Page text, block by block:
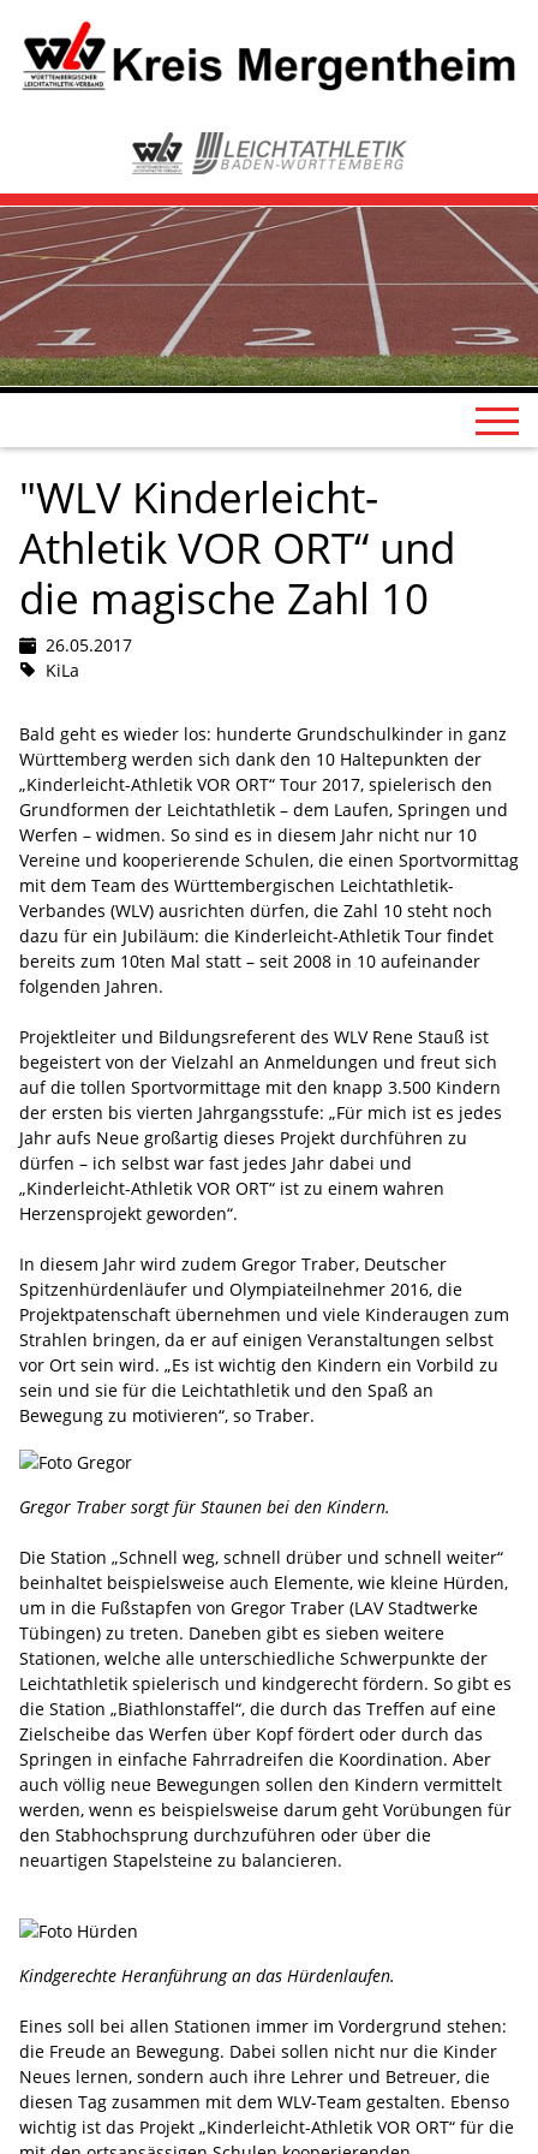
"WLV Kinderleicht-
Athletik VOR ORT“ und
die magische Zahl 10
26.05.2017
KiLa
Bald geht es wieder los: hunderte Grundschulkinder in ganz
Württemberg werden sich dank den 10 Haltepunkten der
„Kinderleicht-Athletik VOR ORT“ Tour 2017, spielerisch den
Grundformen der Leichtathletik – dem Laufen, Springen und
Werfen – widmen. So sind es in diesem Jahr nicht nur 10
Vereine und kooperierende Schulen, die einen Sportvormittag
mit dem Team des Württembergischen Leichtathletik-
Verbandes (WLV) ausrichten dürfen, die Zahl 10 steht noch
dazu für ein Jubiläum: die Kinderleicht-Athletik Tour findet
bereits zum 10ten Mal statt – seit 2008 in 10 aufeinander
folgenden Jahren.
Projektleiter und Bildungsreferent des WLV Rene Stauß ist
begeistert von der Vielzahl an Anmeldungen und freut sich
auf die tollen Sportvormittage mit den knapp 3.500 Kindern
der ersten bis vierten Jahrgangsstufe: „Für mich ist es jedes
Jahr aufs Neue großartig dieses Projekt durchführen zu
dürfen – ich selbst war fast jedes Jahr dabei und
„Kinderleicht-Athletik VOR ORT“ ist zu einem wahren
Herzensprojekt geworden“.
In diesem Jahr wird zudem Gregor Traber, Deutscher
Spitzenhürdenläufer und Olympiateilnehmer 2016, die
Projektpatenschaft übernehmen und viele Kinderaugen zum
Strahlen bringen, da er auf einigen Veranstaltungen selbst
vor Ort sein wird. „Es ist wichtig den Kindern ein Vorbild zu
sein und sie für die Leichtathletik und den Spaß an
Bewegung zu motivieren“, so Traber.
Gregor Traber sorgt für Staunen bei den Kindern.
Die Station „Schnell weg, schnell drüber und schnell weiter“
beinhaltet beispielsweise auch Elemente, wie kleine Hürden,
um in die Fußstapfen von Gregor Traber (LAV Stadtwerke
Tübingen) zu treten. Daneben gibt es sieben weitere
Stationen, welche alle unterschiedliche Schwerpunkte der
Leichtathletik spielerisch und kindgerecht fördern. So gibt es
die Station „Biathlonstaffel“, die durch das Treffen auf eine
Zielscheibe das Werfen über Kopf fördert oder durch das
Springen in einfache Fahrradreifen die Koordination. Aber
auch völlig neue Bewegungen sollen den Kindern vermittelt
werden, wenn es beispielsweise darum geht Vorübungen für
den Stabhochsprung durchzuführen oder über die
neuartigen Stapelsteine zu balancieren.
Kindgerechte Heranführung an das Hürdenlaufen.
Eines soll bei allen Stationen immer im Vordergrund stehen:
die Freude an Bewegung. Dabei sollen nicht nur die Kinder
Neues lernen, sondern auch ihre Lehrer und Betreuer, die
diesen Tag zusammen mit dem WLV-Team gestalten. Ebenso
wichtig ist das Projekt „Kinderleicht-Athletik VOR ORT“ für die